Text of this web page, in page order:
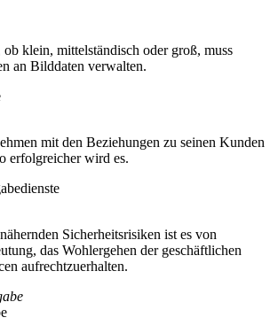
ob klein, mittelständisch oder groß, muss
an Bilddaten verwalten.
mit den Beziehungen zu seinen Kunden
erfolgreicher wird es.
Sicherheitsrisiken ist es von
das Wohlergehen der geschäftlichen
aufrechtzuerhalten.